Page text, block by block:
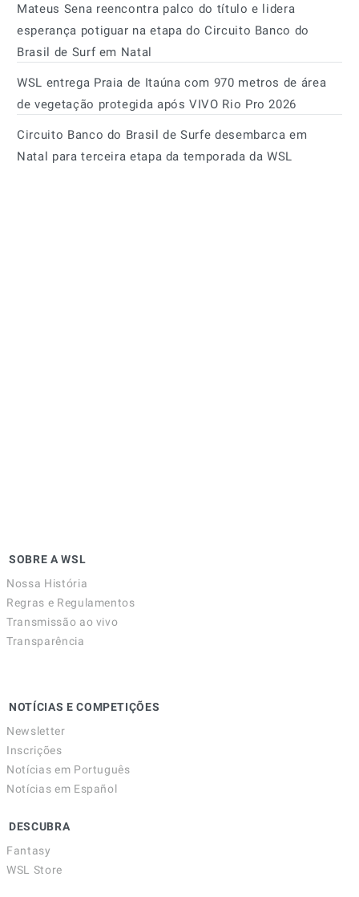
Mateus Sena reencontra palco do título e lidera
esperança potiguar na etapa do Circuito Banco do
Brasil de Surf em Natal
WSL entrega Praia de Itaúna com 970 metros de área
de vegetação protegida após VIVO Rio Pro 2026
Circuito Banco do Brasil de Surfe desembarca em
Natal para terceira etapa da temporada da WSL
SOBRE A WSL
Nossa História
Regras e Regulamentos
Transmissão ao vivo
Transparência
NOTÍCIAS E COMPETIÇÕES
Newsletter
Inscrições
Notícias em Português
Notícias em Español
DESCUBRA
Fantasy
WSL Store